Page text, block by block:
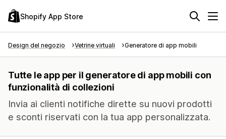
Shopify App Store
Design del negozio Vetrine virtuali Generatore di app mobili
Tutte le app per il generatore di app mobili con
funzionalità di collezioni
Invia ai clienti notifiche dirette su nuovi prodotti
e sconti riservati con la tua app personalizzata.